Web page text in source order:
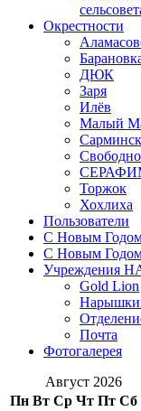
Окрестности
ДЮК
Заря
Илёв
Малый
Торжок
Хохлиха
Пользователи
С Новым
С Новым
Учреждения
Gold Lion
Почта
Фотогалерея
Август 2026
Пн Вт Ср Чт Пт Сб